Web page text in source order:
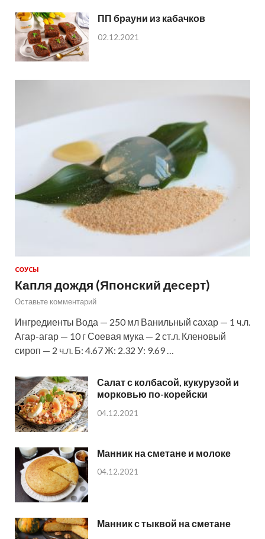
ПП брауни из кабачков
02.12.2021
СОУСЫ
Капля дождя (Японский десерт)
Оставьте комментарий
Ингредиенты Вода — 250 мл Ванильный сахар — 1 ч.л.
Агар-агар — 10 г Соевая мука — 2 ст.л. Кленовый
сироп — 2 ч.л. Б: 4.67 Ж: 2.32 У: 9.69 …
Салат с колбасой, кукурузой и
морковью по-корейски
04.12.2021
Манник на сметане и молоке
04.12.2021
Манник с тыквой на сметане